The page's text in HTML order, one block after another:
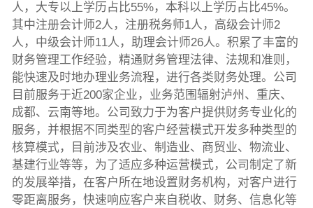
人，大专以上学历占比55%，本科以上学历占比45%。
其中注册会计师2人，注册税务师1人，高级会计师2
人，中级会计师11人，助理会计师26人。积累了丰富的
财务管理工作经验，精通财务管理法律、法规和准则，
能快速及时地办理业务流程，进行各类财务处理。公司
目前服务于近200家企业，业务范围辐射泸州、重庆、
成都、云南等地。公司致力于为客户提供财务专业化的
服务，并根据不同类型的客户经营模式开发多种类型的
核算模式，目前涉及农业、制造业、商贸业、物流业、
基建行业等等，为了适应多种运营模式，公司制定了新
的发展举措，在客户所在地设置财务机构，对客户进行
零距离服务，快速响应客户来自税收、财务、信息化等